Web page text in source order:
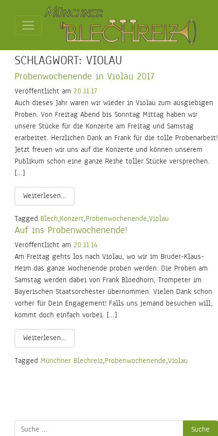
SCHLAGWORT: VIOLAU
Probenwochenende in Violau 2017
Veröffentlicht am 20.11.17
Auch dieses Jahr waren wir wieder in Violau zum ausgiebigen
Proben. Von Freitag Abend bis Sonntag Mittag haben wir
unsere Stücke für die Konzerte am Freitag und Samstag
erarbeitet. Herzlichen Dank an Frank für die tolle Probenarbeit!
Jetzt freuen wir uns auf die Konzerte und können unserem
Publikum schon eine ganze Reihe toller Stücke versprechen.
[…]
Weiterlesen…
Tagged Blech,Konzert,Probenwochenende,Violau
Auf ins Probenwochenende!
Veröffentlicht am 20.11.14
Am Freitag gehts los nach Violau, wo wir im Bruder-Klaus-
Heim das ganze Wochenende proben werden. Die Proben am
Samstag werden dabei von Frank Bloedhorn, Trompeter im
Bayerischen Staatsorchester übernommen. Vielen Dank schon
vorher für Dein Engagement! Falls uns jemand besuchen will,
kommt doch einfach vorbei. […]
Weiterlesen…
Tagged Münchner Blechreiz,Probenwochenende,Violau